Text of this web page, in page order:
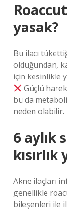
yasak?
Bu ilacı
olduğundan,
için kesinlikle
Güçlü
bu da
neden olabilir.
6 aylık
kısırlık
Akne ilaçları
genellikle
bileşenleri ile